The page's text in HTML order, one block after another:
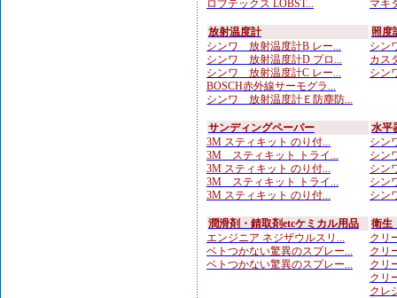
ロブテックス LOBST...
マキ
放射温度計
シンワ 放射温度計B レー...
シンワ 放射温度計D プロ...
シンワ 放射温度計C レー...
BOSCH赤外線サーモグラ...
シンワ 放射温度計Ｅ防塵防...
照度
シン
カス
シン
サンディングペーパー
3M スティキット のり付...
3M スティキット トライ...
3M スティキット のり付...
3M スティキット トライ...
3M スティキット のり付...
水平
シン
シン
シン
シン
シン
潤滑剤・錆取剤etcケミカル用品
エンジニア ネジザウルスリ...
ベトつかない驚異のスプレー...
ベトつかない驚異のスプレー...
衛生
クリ
クリ
クリ
クリ
クレ